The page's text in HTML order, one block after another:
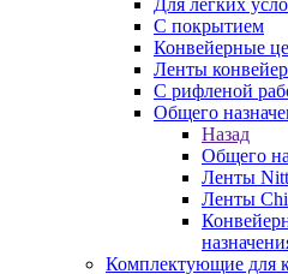
С покрытием
Конвейерные
Ленты
С рифленой
Общего
Назад
Общего
Ленты
Ленты
Комплектующие для